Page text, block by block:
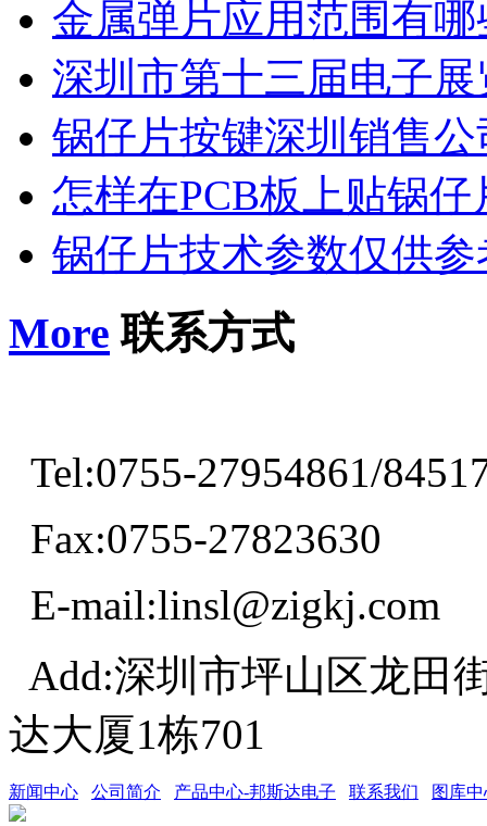
金属弹片应用范围有哪
深圳市第十三届电子展
锅仔片按键深圳销售公
怎样在PCB板上贴锅仔
锅仔片技术参数仅供参
More 联系方式
Tel:0755-27954861/
Fax:0755-27823630
E-mail:linsl@zigkj.com
Add:深圳市坪山区龙田
达大厦1栋701
新闻中心 公司简介 产品中心-邦斯达电子 联系我们 图库